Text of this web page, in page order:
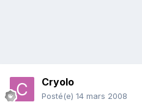
Cryolo
Posté(e) 14 mars 2008